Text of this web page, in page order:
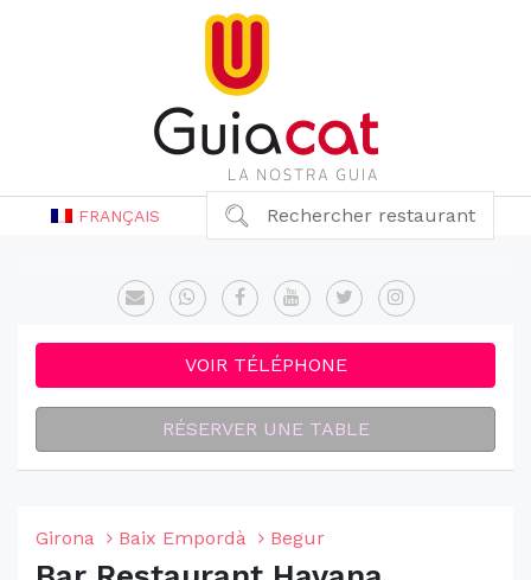
FRANÇAIS Rechercher restaurant
VOIR TÉLÉPHONE
RÉSERVER UNE TABLE
Girona Baix Empordà Begur